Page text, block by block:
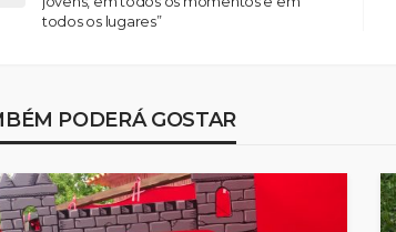
todos os lugares”
PODERÁ GOSTAR